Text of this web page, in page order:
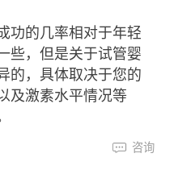
功的几率相对于年轻
些，但是关于试管婴
的，具体取决于您的
及激素水平情况等
咨询